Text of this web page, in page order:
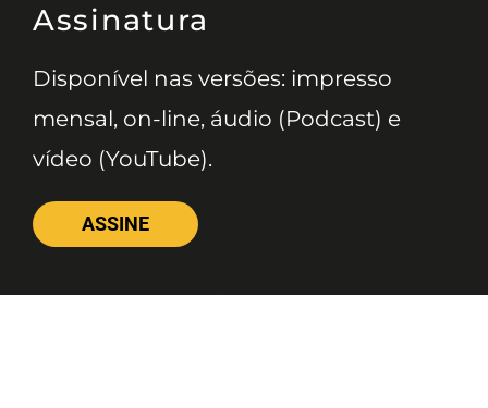
Assinatura
Disponível nas versões: impresso
mensal, on-line, áudio (Podcast) e
vídeo (YouTube).
ASSINE
Nossas Redes